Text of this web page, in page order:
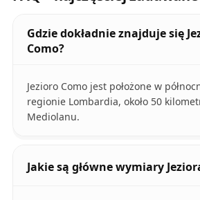
Gdzie dokładnie znajduje się
Como?
Jezioro Como jest położone w
regionie Lombardia, około 50
Mediolanu.
Jakie są główne wymiary